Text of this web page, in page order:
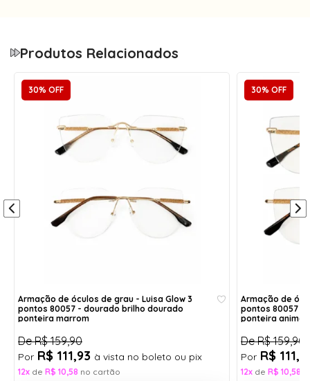
peças pelas hastes e região de ponte serem presas
ATENÇÃO: essa armação só comporta lentes de
policarbonato
, devido à necessidade de fazer furos
As lentes moldes que acompanham o óculos
possuem trincados pois não se tratam de lentes de
policarbonato, são apenas moldes para utilização
Não indicamos a compra dessa armação para
utilização por estilo, a compra é indicada somente
1- Caixinha porta óculos acrílico com forro;
1- Flanela de pano - limpa lentes;
Aproveite também para conferir os nossos
Produtos Relacionados
30% OFF
Armação de óculos de grau - Luisa Glow 3
pontos 80057 - dourado brilho dourado
ponteira marrom
DeR$ 159,90
Por R$ 111,93 à vista no boleto ou pix
12x de R$ 10,58 no cartão
30% OFF
Armação de
pontos 80057 -
ponteira animal
DeR$ 159,90
Por R$
12x de R$ 10,58